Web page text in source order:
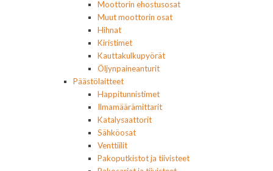
Moottorin ehostusosat
Muut moottorin osat
Hihnat
Kiristimet
Kauttakulkupyörät
Öljynpaineanturit
Päästölaitteet
Happitunnistimet
Ilmamäärämittarit
Katalysaattorit
Sähköosat
Venttiilit
Pakoputkistot ja tiivisteet